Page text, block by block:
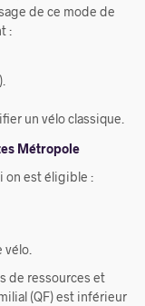
de ce mode de
:
un vélo classique.
Métropole
on est éligible :
de ressources et
(QF) est inférieur